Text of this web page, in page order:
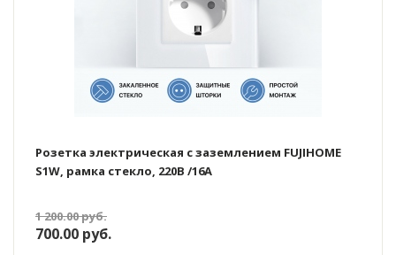
Розетка электрическая с заземлением FUJIHOME
S1W, рамка стекло, 220В /16А
1 200.00руб.
700.00 руб.